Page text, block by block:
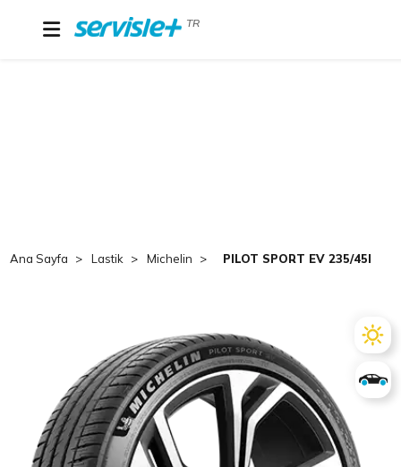
TR
Ana Sayfa Lastik Michelin PILOT SPORT EV 235/45R20